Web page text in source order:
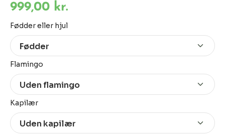
999,00 kr.
Vælg
Fødder eller hjul
Vælg
Flamingo
Vælg
Kapilær